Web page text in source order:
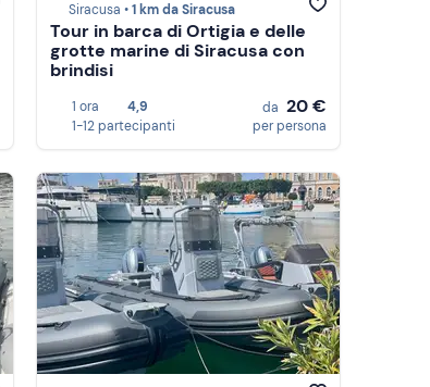
Siracusa •1 km da Siracusa
Tour in barca di Ortigia e delle
grotte marine di Siracusa con
brindisi
1 ora
4,9
1-12 partecipanti
da 20 €
per persona